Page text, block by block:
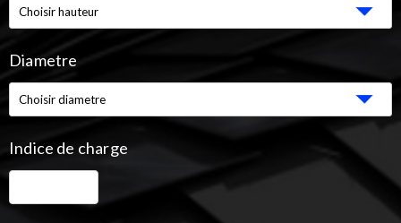
Diametre
Indice de charge